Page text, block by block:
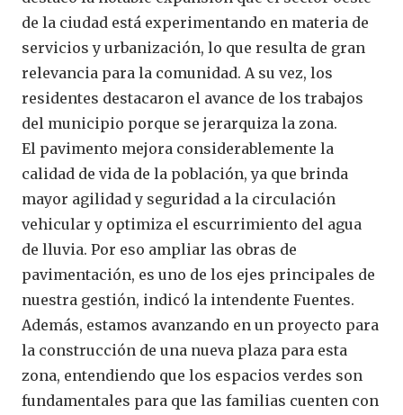
de la ciudad está experimentando en materia de
servicios y urbanización, lo que resulta de gran
relevancia para la comunidad. A su vez, los
residentes destacaron el avance de los trabajos
del municipio porque se jerarquiza la zona.
El pavimento mejora considerablemente la
calidad de vida de la población, ya que brinda
mayor agilidad y seguridad a la circulación
vehicular y optimiza el escurrimiento del agua
de lluvia. Por eso ampliar las obras de
pavimentación, es uno de los ejes principales de
nuestra gestión, indicó la intendente Fuentes.
Además, estamos avanzando en un proyecto para
la construcción de una nueva plaza para esta
zona, entendiendo que los espacios verdes son
fundamentales para que las familias cuenten con